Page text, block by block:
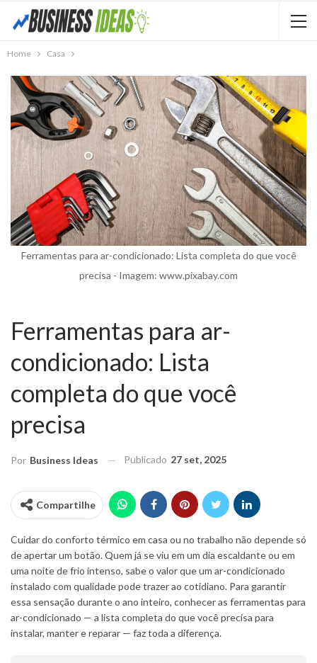
Home Casa
Ferramentas para ar-condicionado: Lista completa do que você
precisa - Imagem: www.pixabay.com
Ferramentas para ar-
condicionado: Lista
completa do que você
precisa
Por Business Ideas Publicado 27 set, 2025
Compartilhe
Cuidar do conforto térmico em casa ou no trabalho não depende só
de apertar um botão. Quem já se viu em um dia escaldante ou em
uma noite de frio intenso, sabe o valor que um ar-condicionado
instalado com qualidade pode trazer ao cotidiano. Para garantir
essa sensação durante o ano inteiro, conhecer as ferramentas para
ar-condicionado — a lista completa do que você precisa para
instalar, manter e reparar — faz toda a diferença.